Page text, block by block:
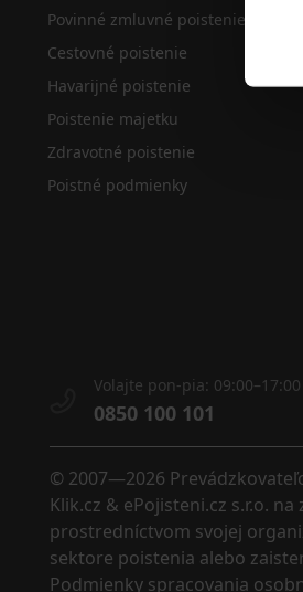
Povinné zmluvné poistenie
Cestovné poistenie
Havarijné poistenie
Poistenie majetku
Zdravotné poistenie
Poistné podmienky
Volajte pon-pia:
0850 100 101
© 2007—2026
Klik.cz & ePojisteni.cz s.r.o.
prostredníctvom svojej
sektore poistenia alebo
Podmienky spracovania